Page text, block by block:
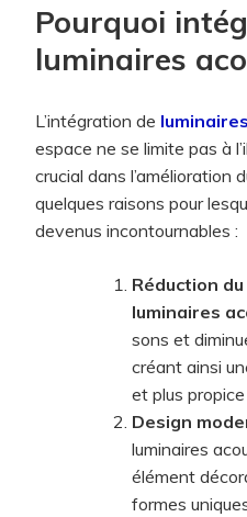
Pourquoi
luminaires
L’intégration de
espace ne se limite pas à
crucial dans l’amélioration
quelques raisons pour
devenus incontournables :
Réduction
luminaires
sons et
créant ainsi
et plus
Design
luminaires
élément
formes